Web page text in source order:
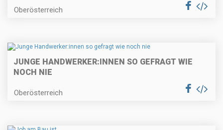
Oberösterreich
JUNGE HANDWERKER:INNEN SO GEFRAGT WIE
NOCH NIE
Oberösterreich